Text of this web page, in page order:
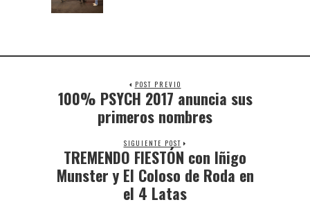
POST PREVIO
100% PSYCH 2017 anuncia sus
primeros nombres
SIGUIENTE POST
TREMENDO FIESTÓN con Iñigo
Munster y El Coloso de Roda en
el 4 Latas